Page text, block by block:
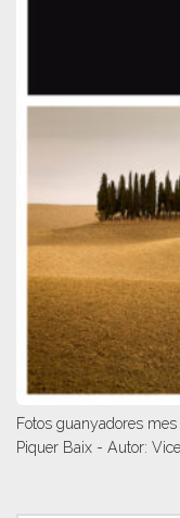
Fotos guanyadores
Piquer Baix - Autor: